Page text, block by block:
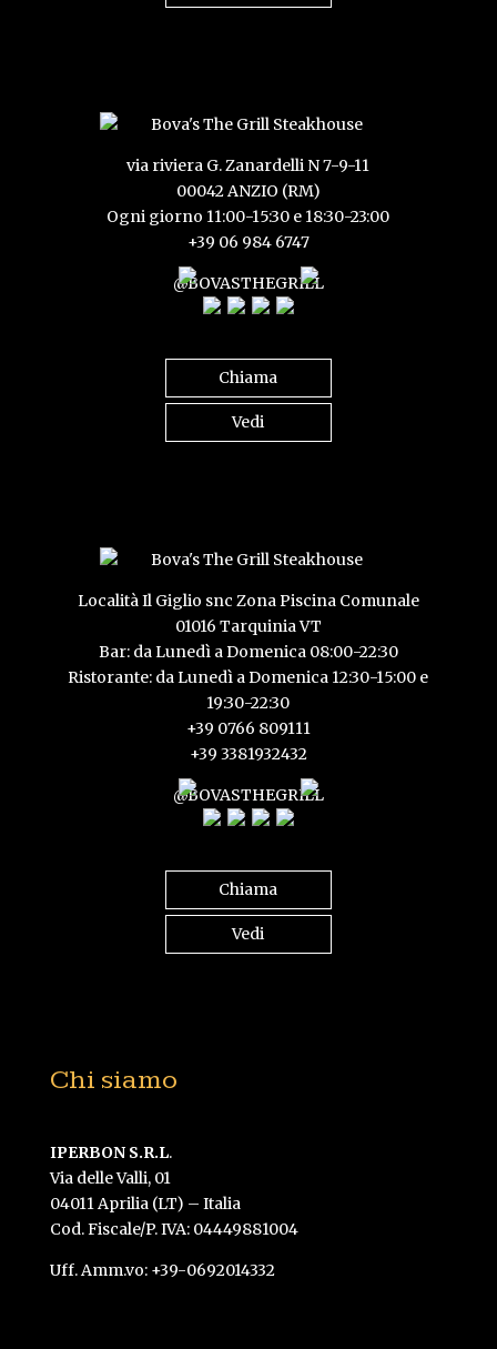
via riviera G. Zanardelli N 7-9-11
00042 ANZIO (RM)
Ogni giorno 11:00-15:30 e 18:30-23:00
+39 06 984 6747
@BOVASTHEGRILL
Chiama
Vedi
Località Il Giglio snc Zona Piscina Comunale
01016 Tarquinia VT
Bar: da Lunedì a Domenica 08:00-22:30
Ristorante: da Lunedì a Domenica 12:30-15:00 e
19:30-22:30
+39 0766 809111
+39 3381932432
@BOVASTHEGRILL
Chiama
Vedi
Chi siamo
IPERBON S.R.L.
Via delle Valli, 01
04011 Aprilia (LT) – Italia
Cod. Fiscale/P. IVA: 04449881004
Uff. Amm.vo: +39-0692014332